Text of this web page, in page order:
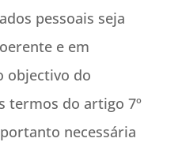
pessoais seja
e em
objectivo do
termos do artigo 7º
necessária